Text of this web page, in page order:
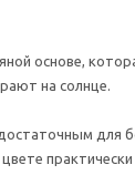
основе,
на солнце.
для
практически